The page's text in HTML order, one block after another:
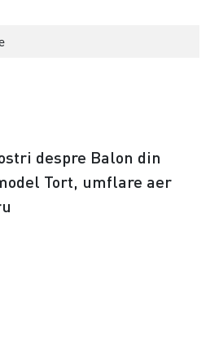
despre Balon din
Tort, umflare aer